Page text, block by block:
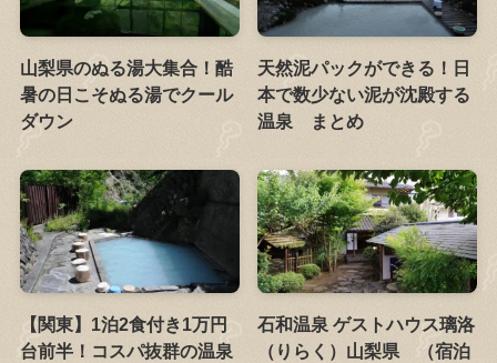
山梨県のぬる湯大集合！酷
暑の日こそぬる湯でクール
ダウン
天然泥パックができる！日
本で数少ない泥が沈殿する
温泉 まとめ
【関東】1泊2食付き1万円
台前半！コスパ抜群の温泉
石和温泉 ゲストハウス璃洛
（りらく）山梨県 （宿泊